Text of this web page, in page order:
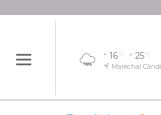
16°C 25°C
Marechal